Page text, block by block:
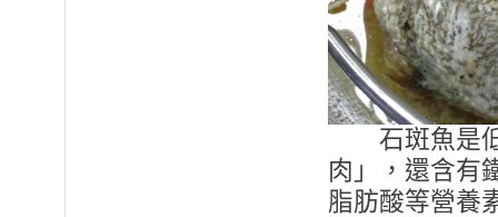
石斑魚是低
肉」，還含有
脂肪酸等營養